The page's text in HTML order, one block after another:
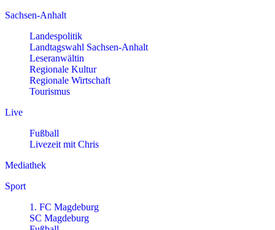
Sachsen-Anhalt
Landespolitik
Landtagswahl Sachsen-Anhalt
Leseranwältin
Regionale Kultur
Regionale Wirtschaft
Tourismus
Live
Fußball
Livezeit mit Chris
Mediathek
Sport
1. FC Magdeburg
SC Magdeburg